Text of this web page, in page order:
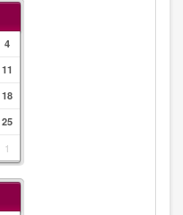
4
11
18
25
1